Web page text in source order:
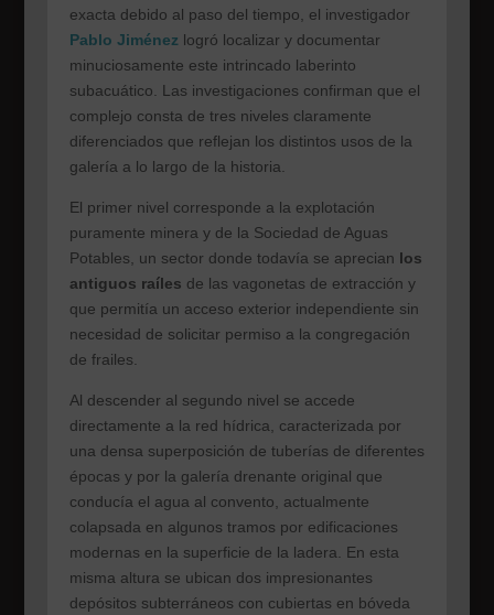
exacta debido al paso del tiempo, el investigador
Pablo Jiménezlogró localizar y documentar
minuciosamente este intrincado laberinto
subacuático. Las investigaciones confirman que el
complejo consta de tres niveles claramente
diferenciados que reflejan los distintos usos de la
galería a lo largo de la historia.
El primer nivel corresponde a la explotación
puramente minera y de la Sociedad de Aguas
Potables, un sector donde todavía se aprecian los
antiguos raíles de las vagonetas de extracción y
que permitía un acceso exterior independiente sin
necesidad de solicitar permiso a la congregación
de frailes.
Al descender al segundo nivel se accede
directamente a la red hídrica, caracterizada por
una densa superposición de tuberías de diferentes
épocas y por la galería drenante original que
conducía el agua al convento, actualmente
colapsada en algunos tramos por edificaciones
modernas en la superficie de la ladera. En esta
misma altura se ubican dos impresionantes
depósitos subterráneos con cubiertas en bóveda